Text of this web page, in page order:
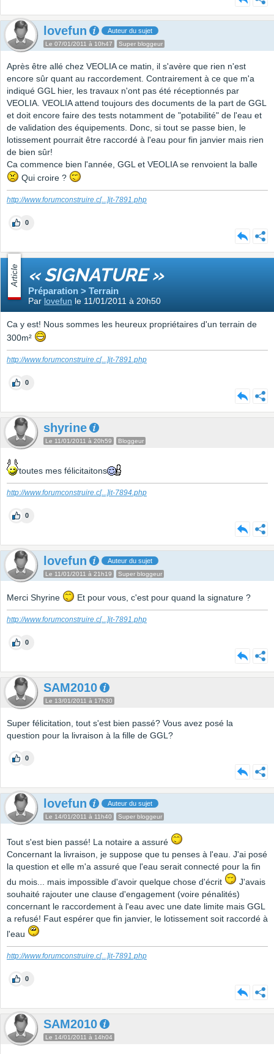
lovefun Auteur du sujet
Le 07/01/2011 à 10h47 Super bloggeur
Après être allé chez VEOLIA ce matin, il s'avère que rien n'est
encore sûr quant au raccordement. Contrairement à ce que m'a
indiqué GGL hier, les travaux n'ont pas été réceptionnés par
VEOLIA. VEOLIA attend toujours des documents de la part de GGL
et doit encore faire des tests notamment de "potabilité" de l'eau et
de validation des équipements. Donc, si tout se passe bien, le
lotissement pourrait être raccordé à l'eau pour fin janvier mais rien
de bien sûr!
Ca commence bien l'année, GGL et VEOLIA se renvoient la balle
Qui croire ?
http://www.forumconstruire.c[...]it-7891.php
0
Article « SIGNATURE »
Préparation > Terrain
Par lovefun le 11/01/2011 à 20h50
Ca y est! Nous sommes les heureux propriétaires d'un terrain de
300m²
http://www.forumconstruire.c[...]it-7891.php
0
shyrine
Le 11/01/2011 à 20h59 Bloggeur
toutes mes félicitaitons
http://www.forumconstruire.c[...]it-7894.php
0
lovefun Auteur du sujet
Le 11/01/2011 à 21h19 Super bloggeur
Merci Shyrine Et pour vous, c'est pour quand la signature ?
http://www.forumconstruire.c[...]it-7891.php
0
SAM2010
Le 13/01/2011 à 17h30
Super félicitation, tout s'est bien passé? Vous avez posé la
question pour la livraison à la fille de GGL?
0
lovefun Auteur du sujet
Le 14/01/2011 à 11h40 Super bloggeur
Tout s'est bien passé! La notaire a assuré
Concernant la livraison, je suppose que tu penses à l'eau. J'ai posé
la question et elle m'a assuré que l'eau serait connecté pour la fin
du mois... mais impossible d'avoir quelque chose d'écrit
J'avais
souhaité rajouter une clause d'engagement (voire pénalités)
concernant le raccordement à l'eau avec une date limite mais GGL
a refusé! Faut espérer que fin janvier, le lotissement soit raccordé à
l'eau
http://www.forumconstruire.c[...]it-7891.php
0
SAM2010
Le 14/01/2011 à 14h04